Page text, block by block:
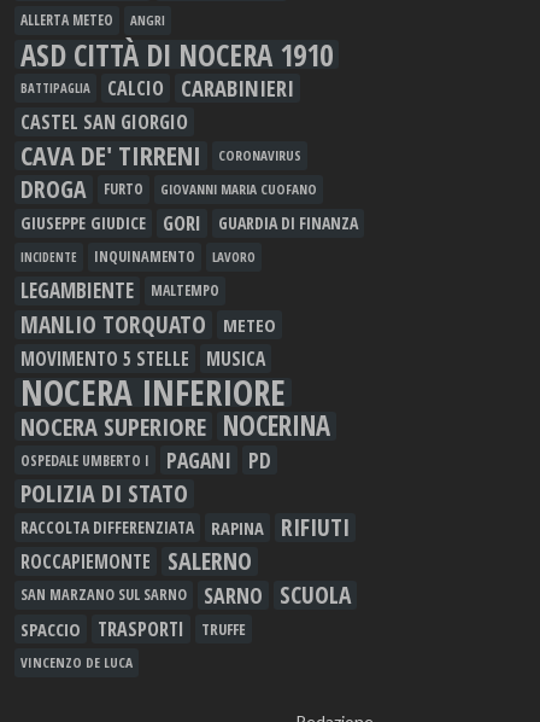
ALLERTA METEO ANGRI
ASD CITTÀ DI NOCERA 1910
BATTIPAGLIA CALCIO CARABINIERI
CASTEL SAN GIORGIO
CAVA DE' TIRRENI CORONAVIRUS
DROGA FURTO GIOVANNI MARIA CUOFANO
GIUSEPPE GIUDICE GORI GUARDIA DI FINANZA
INCIDENTE INQUINAMENTO LAVORO
LEGAMBIENTE MALTEMPO
MANLIO TORQUATO METEO
MOVIMENTO 5 STELLE MUSICA
NOCERA INFERIORE
NOCERA SUPERIORE NOCERINA
OSPEDALE UMBERTO I PAGANI PD
POLIZIA DI STATO
RACCOLTA DIFFERENZIATA RAPINA RIFIUTI
ROCCAPIEMONTE SALERNO
SAN MARZANO SUL SARNO SARNO SCUOLA
SPACCIO TRASPORTI TRUFFE
VINCENZO DE LUCA